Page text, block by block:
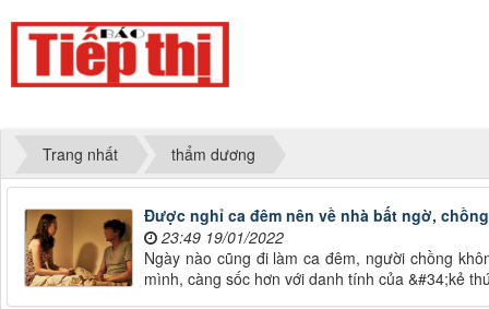
Trang nhất thẩm dương
Được nghỉ ca đêm nên về nhà bất ngờ,
23:49 19/01/2022
Ngày nào cũng đi làm ca đêm, người chồng
mình, càng sốc hơn với danh tính của &#34;kẻ